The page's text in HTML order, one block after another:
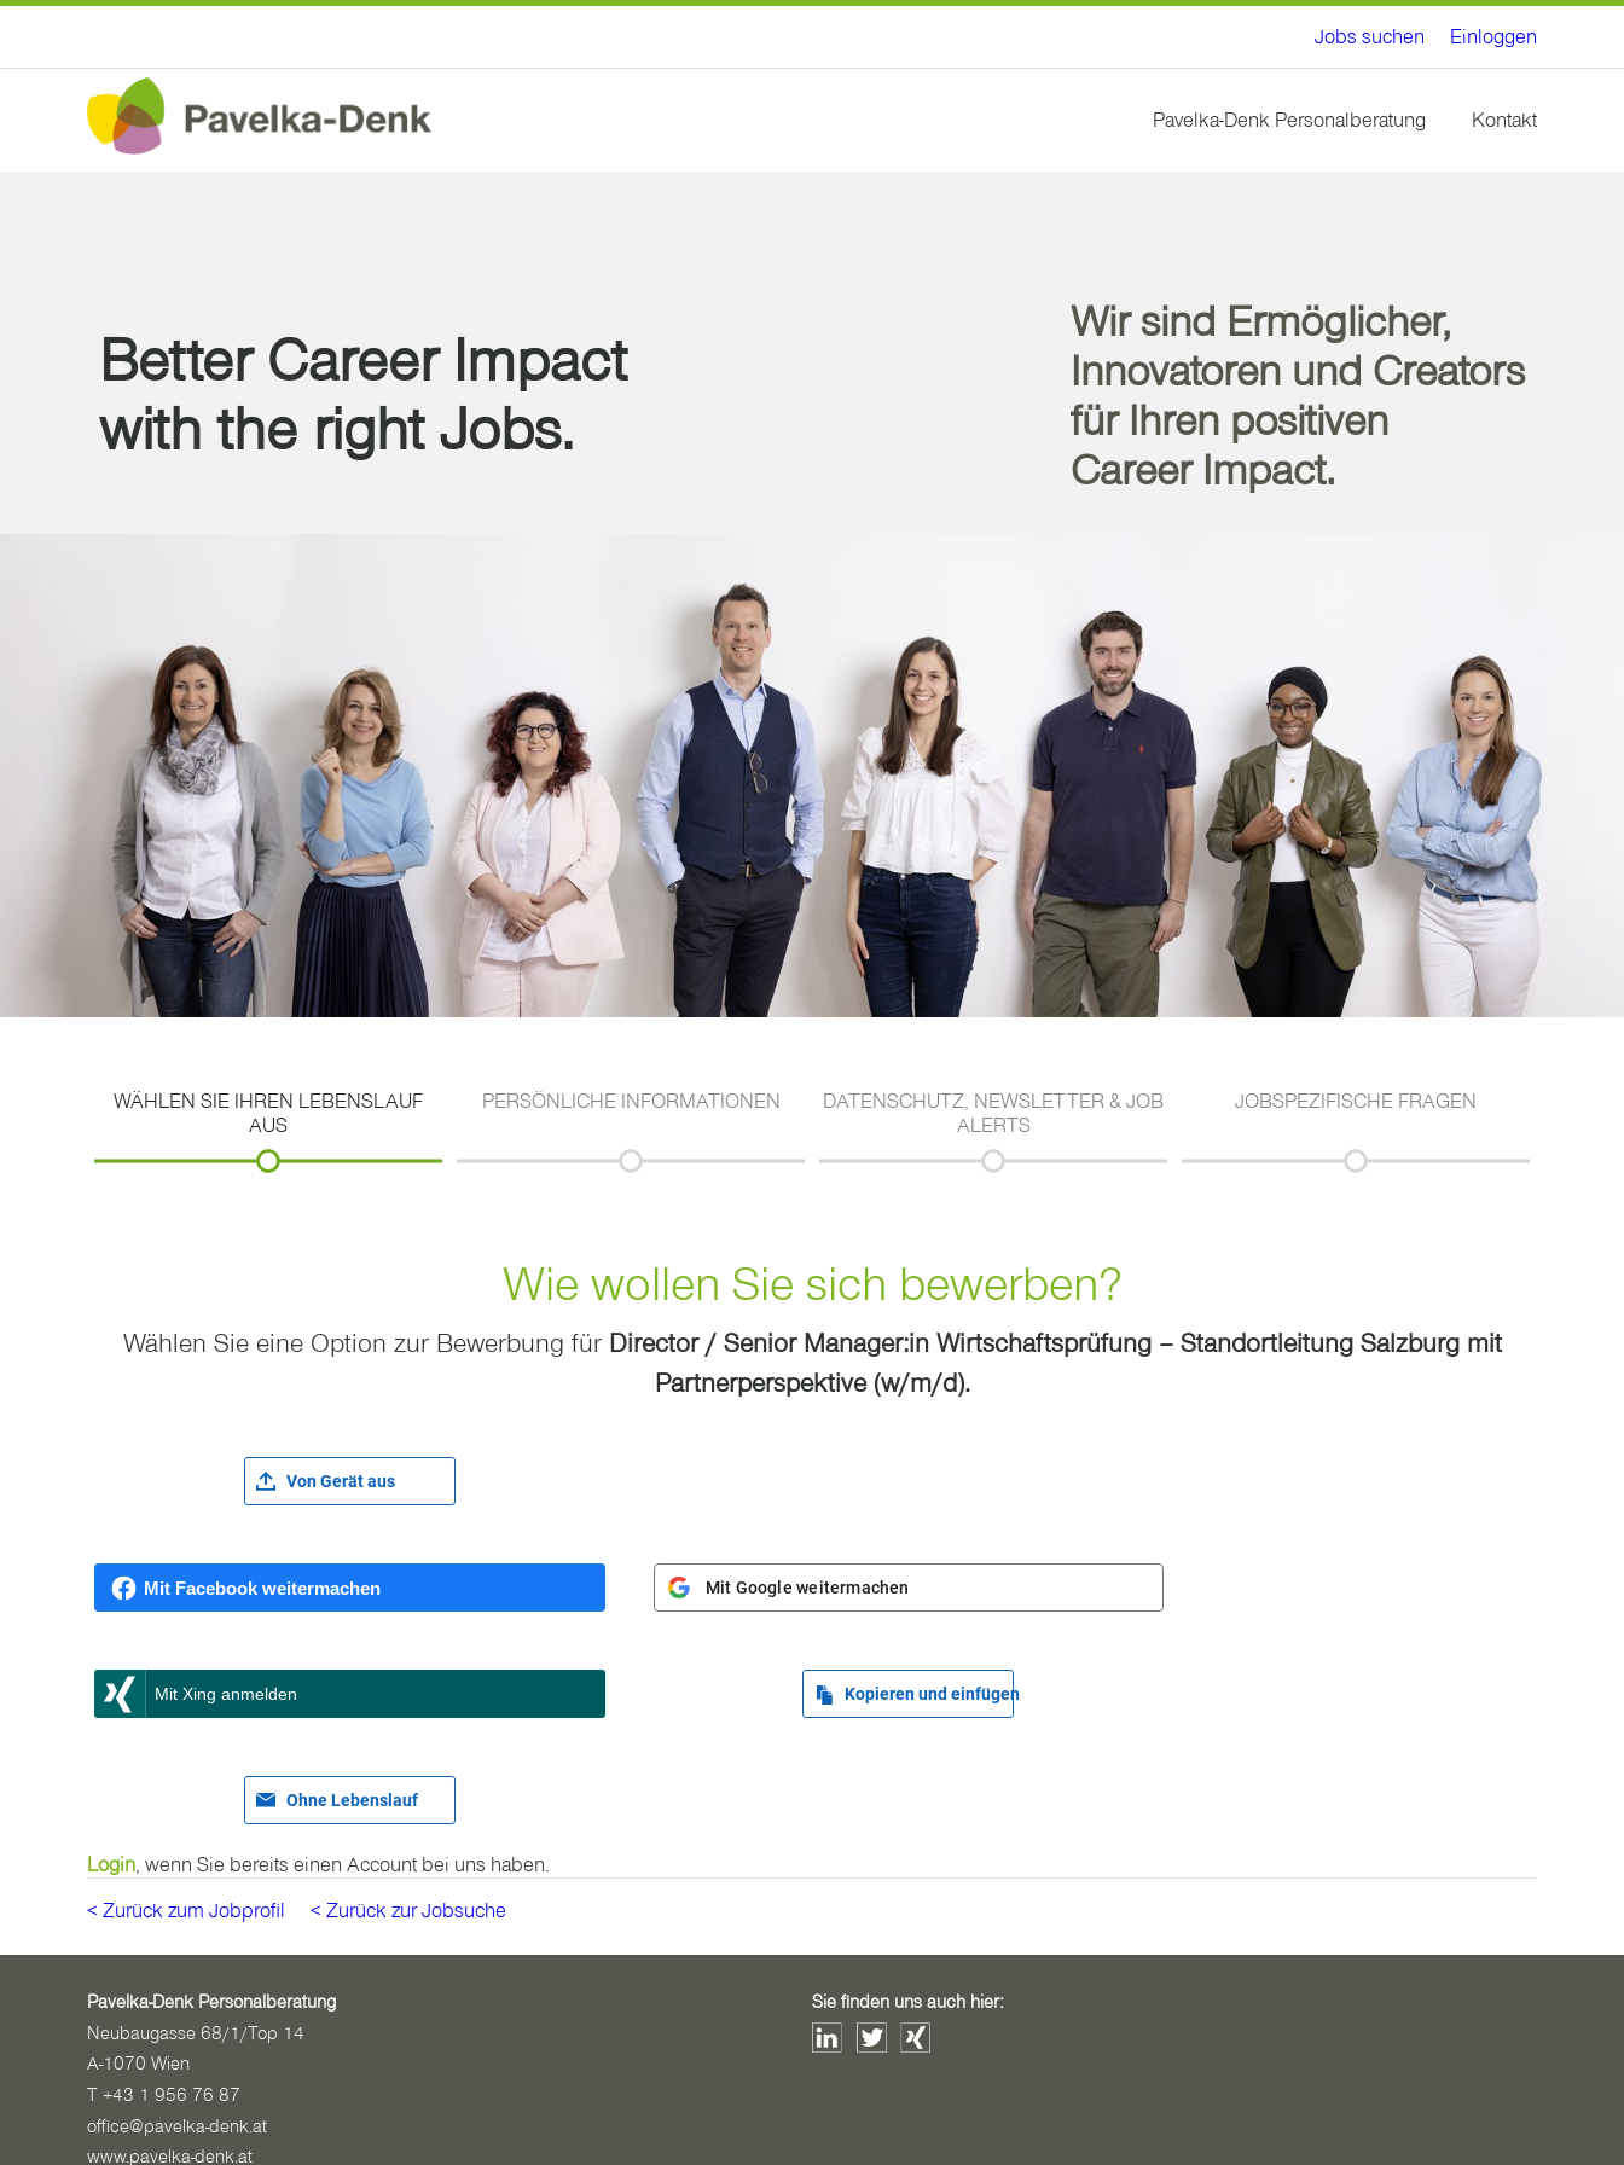
Jobs suchen Einloggen
Pavelka-Denk Personalberatung Kontakt
Better Career Impact
with the right Jobs.
Wir sind Ermöglicher,
Innovatoren und Creators
für Ihren positiven
Career Impact.
WÄHLEN SIE IHREN LEBENSLAUF
AUS
PERSÖNLICHE INFORMATIONEN
DATENSCHUTZ, NEWSLETTER & JOB
ALERTS
JOBSPEZIFISCHE FRAGEN
Wie wollen Sie sich bewerben?
Wählen Sie eine Option zur Bewerbung für Director / Senior Manager:in Wirtschaftsprüfung – Standortleitung Salzburg mit
Partnerperspektive (w/m/d).
Von Gerät aus
Mit Facebook weitermachen Mit Google weitermachen
Mit Xing anmelden Kopieren und einfügen
Ohne Lebenslauf
Login , wenn Sie bereits einen Account bei uns haben.
< Zurück zum Jobprofil < Zurück zur Jobsuche
Pavelka-Denk Personalberatung
Neubaugasse 68/1/Top 14
A-1070 Wien
T +43 1 956 76 87
office@pavelka-denk.at
www.pavelka-denk.at
Sie finden uns auch hier: